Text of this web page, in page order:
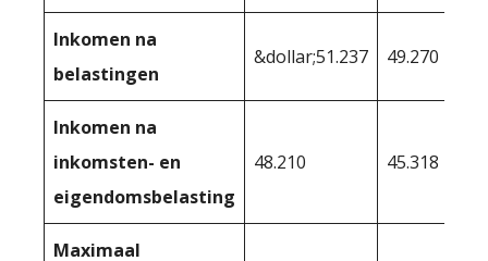
Inkomen na
belastingen
&dollar;51.237 49.270
Inkomen na
inkomsten- en
eigendomsbelasting
48.210 45.318
Maximaal